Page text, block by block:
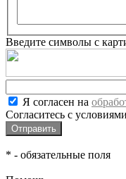
Введите символы с
Я согласен на
Согласитесь с
* - обязательные поля